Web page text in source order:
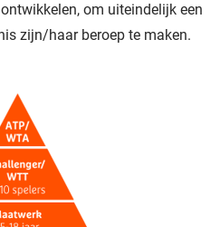
om uiteindelijk een
zijn/haar beroep te maken.